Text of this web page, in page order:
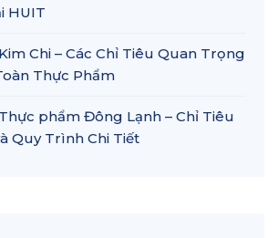
HUIT
Chi – Các Chỉ Tiêu Quan Trọng
Thực Phẩm
phẩm Đông Lạnh – Chỉ Tiêu
Quy Trình Chi Tiết